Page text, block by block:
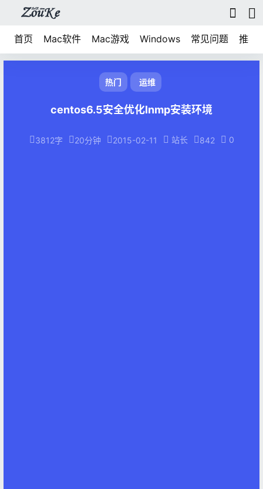
首页 Mac软件 Mac游戏 Windows 常见问题 推荐
热门 运维
centos6.5安全优化lnmp安装环境
3812字 20分钟 2015-02-11 站长 842 0